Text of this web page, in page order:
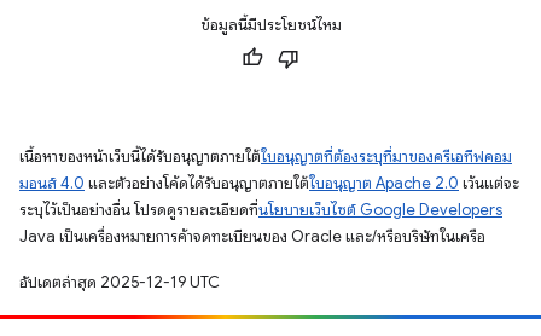
ข้อมูลนี้มีประโยชน์ไหม
เนื้อหาของหน้าเว็บนี้ได้รับอนุญาตภายใต้ใบอนุญาตที่ต้องระบุที่มาของครีเอทีฟคอม
มอนส์ 4.0 และตัวอย่างโค้ดได้รับอนุญาตภายใต้ใบอนุญาต Apache 2.0 เว้นแต่จะ
ระบุไว้เป็นอย่างอื่น โปรดดูรายละเอียดที่นโยบายเว็บไซต์ Google Developers
Java เป็นเครื่องหมายการค้าจดทะเบียนของ Oracle และ/หรือบริษัทในเครือ
อัปเดตล่าสุด 2025-12-19 UTC